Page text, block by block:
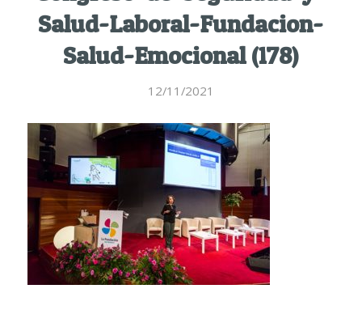
Salud-Laboral-Fundacion-
Salud-Emocional (178)
12/11/2021